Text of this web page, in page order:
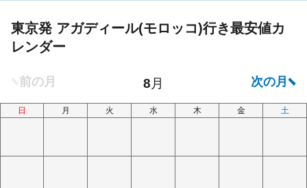
東京発 アガディール(モロッコ)行き最安値カ
レンダー
日 月 火 水 木 金 土